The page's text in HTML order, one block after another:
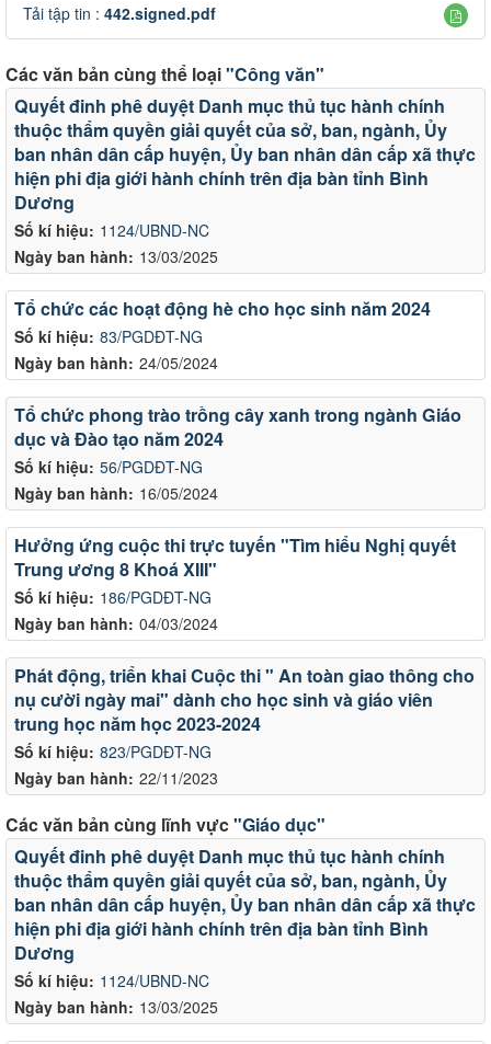
Tải tập tin : 442.signed.pdf
Các văn bản cùng thể loại"Công văn"
Số kí hiệu: 1124/UBND-NC
Ngày ban hành: 13/03/2025
Quyết đinh phê duyệt Danh mục thủ tục hành chính
thuộc thẩm quyền giải quyết của sở, ban, ngành, Ủy
ban nhân dân cấp huyện, Ủy ban nhân dân cấp xã thực
hiện phi địa giới hành chính trên địa bàn tỉnh Bình
Dương
Số kí hiệu: 83/PGDĐT-NG
Ngày ban hành: 24/05/2024
Tổ chức các hoạt động hè cho học sinh năm 2024
Số kí hiệu: 56/PGDĐT-NG
Ngày ban hành: 16/05/2024
Tổ chức phong trào trồng cây xanh trong ngành Giáo
dục và Đào tạo năm 2024
Số kí hiệu: 186/PGDĐT-NG
Ngày ban hành: 04/03/2024
Hưởng ứng cuộc thi trực tuyến "Tìm hiểu Nghị quyết
Trung ương 8 Khoá XIII"
Số kí hiệu: 823/PGDĐT-NG
Ngày ban hành: 22/11/2023
Phát động, triển khai Cuộc thi " An toàn giao thông cho
nụ cười ngày mai" dành cho học sinh và giáo viên
trung học năm học 2023-2024
Các văn bản cùng lĩnh vực"Giáo dục"
Số kí hiệu: 1124/UBND-NC
Ngày ban hành: 13/03/2025
Quyết đinh phê duyệt Danh mục thủ tục hành chính
thuộc thẩm quyền giải quyết của sở, ban, ngành, Ủy
ban nhân dân cấp huyện, Ủy ban nhân dân cấp xã thực
hiện phi địa giới hành chính trên địa bàn tỉnh Bình
Dương